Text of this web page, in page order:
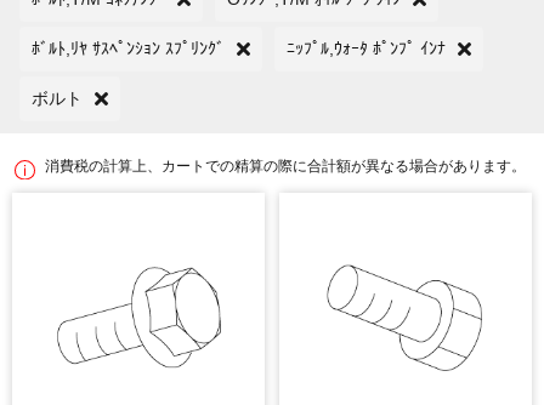
ﾎﾞﾙﾄ,ﾘﾔ ｻｽﾍﾟﾝｼｮﾝ ｽﾌﾟﾘﾝｸﾞ ﾆｯﾌﾟﾙ,ｳｫｰﾀ ﾎﾟﾝﾌﾟ ｲﾝﾅ
ボルト
消費税の計算上、カートでの精算の際に合計額が異なる場合があります。